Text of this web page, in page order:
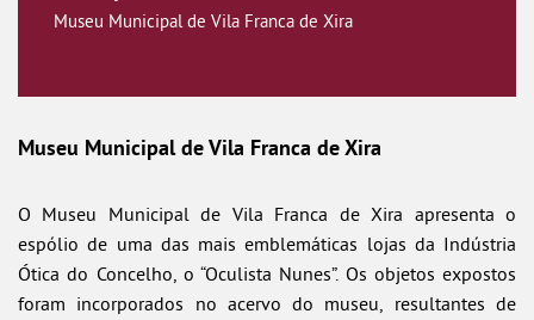
Museu Municipal de Vila Franca de Xira
Museu Municipal de Vila Franca de Xira
O Museu Municipal de Vila Franca de Xira apresenta o
espólio de uma das mais emblemáticas lojas da Indústria
Ótica do Concelho, o “Oculista Nunes”. Os objetos expostos
foram incorporados no acervo do museu, resultantes de